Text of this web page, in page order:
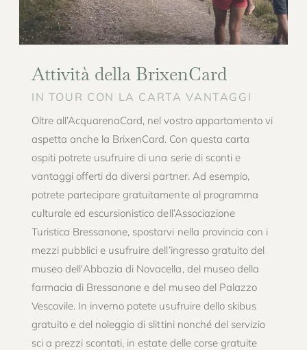
Attività della BrixenCard
IN TOUR CON LA CARTA VANTAGGI
Oltre all’AcquarenaCard, nel vostro appartamento vi
aspetta anche la BrixenCard. Con questa carta
ospiti potrete usufruire di una serie di sconti e
vantaggi offerti da diversi partner. Ad esempio,
potrete partecipare gratuitamente al programma
culturale ed escursionistico dell’Associazione
Turistica Bressanone, spostarvi nella provincia con i
mezzi pubblici e usufruire dell’ingresso gratuito del
museo dell'Abbazia di Novacella, del museo della
farmacia di Bressanone e del museo del Palazzo
Vescovile. In inverno potete usufruire dello skibus
gratuito e del noleggio di slittini nonché del servizio
sci a prezzi scontati, in estate delle corse gratuite